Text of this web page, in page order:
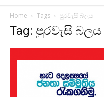
Home Tags පුරවැසි බලය
Tag: පුරවැසි බලය